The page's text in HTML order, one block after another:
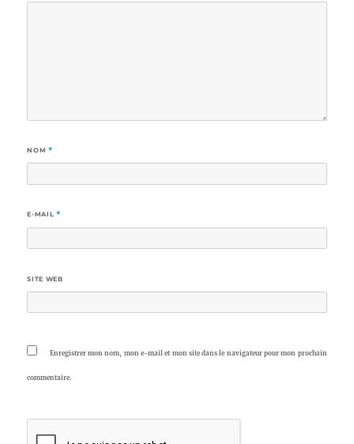
NOM *
E-MAIL *
SITE WEB
Enregistrer mon nom, mon e-mail et mon site dans le navigateur pour mon prochain
commentaire.